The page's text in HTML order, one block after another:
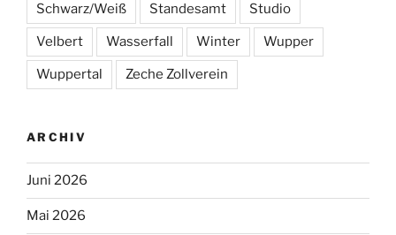
Schwarz/Weiß Standesamt Studio
Velbert Wasserfall Winter Wupper
Wuppertal Zeche Zollverein
ARCHIV
Juni 2026
Mai 2026